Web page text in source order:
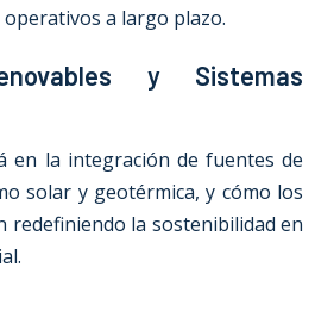
a largo plazo.
y Sistemas
en la integración de fuentes de
solar y geotérmica, y cómo los
redefiniendo la sostenibilidad en